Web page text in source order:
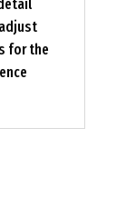
for the